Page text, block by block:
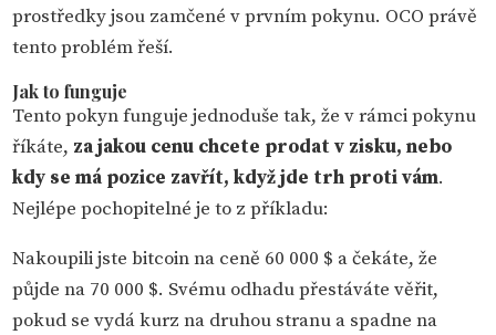
prostředky jsou zamčené v prvním pokynu. OCO právě
tento problém řeší.
Jak to funguje
Tento pokyn funguje jednoduše tak, že v rámci pokynu
říkáte, za jakou cenu chcete prodat v zisku, nebo
kdy se má pozice zavřít, když jde trh proti vám.
Nejlépe pochopitelné je to z příkladu:
Nakoupili jste bitcoin na ceně 60 000 $ a čekáte, že
půjde na 70 000 $. Svému odhadu přestáváte věřit,
pokud se vydá kurz na druhou stranu a spadne na